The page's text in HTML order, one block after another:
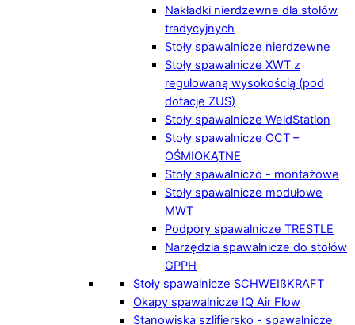
Nakładki nierdzewne dla stołów
tradycyjnych
Stoły spawalnicze nierdzewne
Stoły spawalnicze XWT z
regulowaną wysokością (pod
dotacje ZUS)
Stoły spawalnicze WeldStation
Stoły spawalnicze OCT –
OŚMIOKĄTNE
Stoły spawalniczo - montażowe
Stoły spawalnicze modułowe
MWT
Podpory spawalnicze TRESTLE
Narzędzia spawalnicze do stołów
GPPH
Stoły spawalnicze SCHWEIßKRAFT
Okapy spawalnicze IQ Air Flow
Stanowiska szlifiersko - spawalnicze